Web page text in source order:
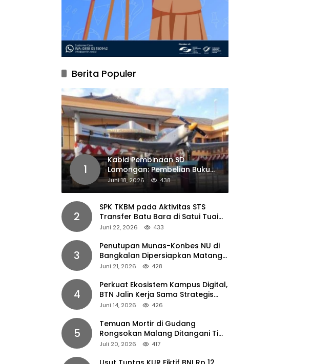
Berita Populer
1
Kabid Pembinaan SD
Lamongan: Pembelian Buku
Pendamping Tidak Boleh
Dipaksakan
Juni 18, 2026 438
2
SPK TKBM pada Aktivitas STS
Transfer Batu Bara di Satui Tuai
Sorotan
Juni 22, 2026 433
3
Penutupan Munas-Konbes NU di
Bangkalan Dipersiapkan Matang,
Gus Ipul Turun Tangan
Juni 21, 2026 428
4
Perkuat Ekosistem Kampus Digital,
BTN Jalin Kerja Sama Strategis
dengan UNAIR
Juni 14, 2026 426
5
Temuan Mortir di Gudang
Rongsokan Malang Ditangani Tim
Gegana Polda Jatim
Juli 20, 2026 417